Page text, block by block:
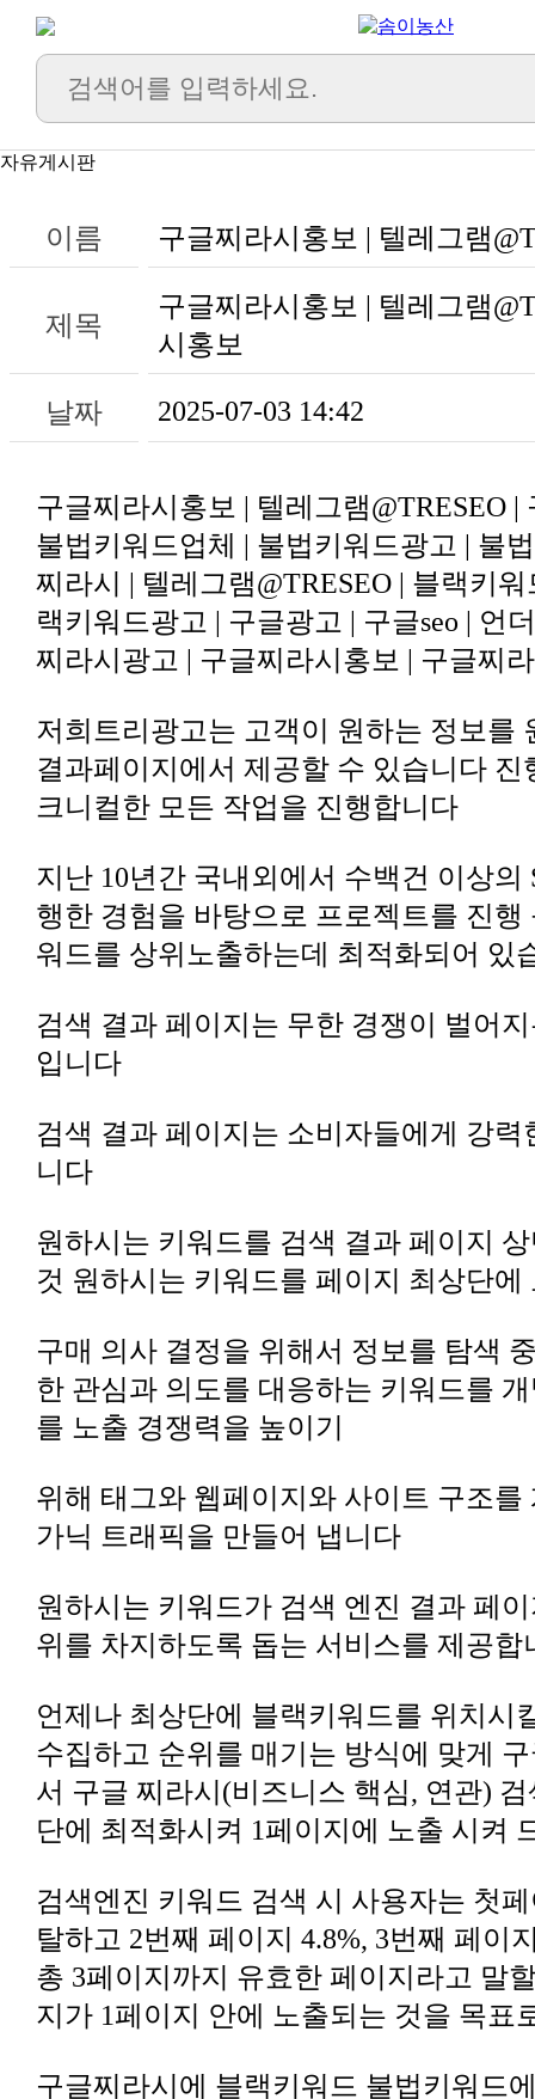
자유게시판
이름 구글찌라시홍보 | 텔레그램
제목
시홍보
날짜 2025-07-03 14:42
구글찌라시홍보 | 텔레그램@TRESEO |
찌라시광고 | 구글찌라시홍보 | 구글찌
크니컬한 모든 작업을 진행합니다
워드를 상위노출하는데 최적화되어 있
입니다
니다
것 원하시는 키워드를 페이지 최상단에
를 노출 경쟁력을 높이기
가닉 트래픽을 만들어 냅니다
위를 차지하도록 돕는 서비스를 제공합
단에 최적화시켜 1페이지에 노출 시켜
탈하고 2번째 페이지 4.8%, 3번째 페이
지가 1페이지 안에 노출되는 것을 목표